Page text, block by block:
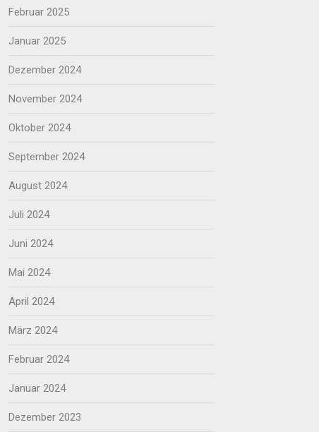
Februar 2025
Januar 2025
Dezember 2024
November 2024
Oktober 2024
September 2024
August 2024
Juli 2024
Juni 2024
Mai 2024
April 2024
März 2024
Februar 2024
Januar 2024
Dezember 2023